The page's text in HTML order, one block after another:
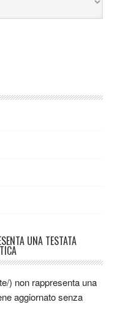
UNA TESTATA
) non rappresenta una
aggiornato senza